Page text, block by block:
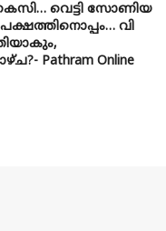
വെട്ടി സോണിയ
വി
Pathram Online